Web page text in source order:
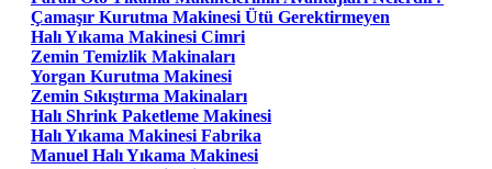
Çamaşır Kurutma Makinesi Ütü Gerektirmeyen
Halı Yıkama Makinesi Cimri
Zemin Temizlik Makinaları
Yorgan Kurutma Makinesi
Zemin Sıkıştırma Makinaları
Halı Shrink Paketleme Makinesi
Halı Yıkama Makinesi Fabrika
Manuel Halı Yıkama Makinesi